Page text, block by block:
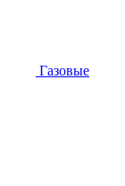
Газовые